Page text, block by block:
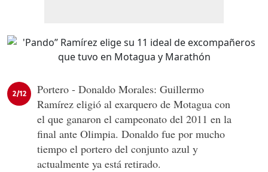
2/12
Portero - Donaldo Morales: Guillermo
Ramírez eligió al exarquero de Motagua con
el que ganaron el campeonato del 2011 en la
final ante Olimpia. Donaldo fue por mucho
tiempo el portero del conjunto azul y
actualmente ya está retirado.